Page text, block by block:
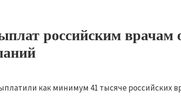
российским врачам
как минимум 41 тысяче российских